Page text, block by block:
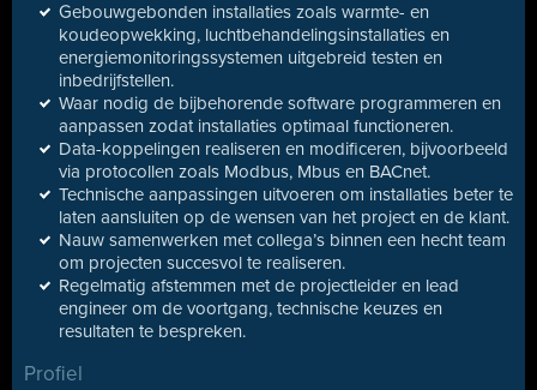
Gebouwgebonden installaties zoals warmte- en
koudeopwekking, luchtbehandelingsinstallaties en
energiemonitoringssystemen uitgebreid testen en
inbedrijfstellen.
Waar nodig de bijbehorende software programmeren en
aanpassen zodat installaties optimaal functioneren.
Data-koppelingen realiseren en modificeren, bijvoorbeeld
via protocollen zoals Modbus, Mbus en BACnet.
Technische aanpassingen uitvoeren om installaties beter te
laten aansluiten op de wensen van het project en de klant.
Nauw samenwerken met collega’s binnen een hecht team
om projecten succesvol te realiseren.
Regelmatig afstemmen met de projectleider en lead
engineer om de voortgang, technische keuzes en
resultaten te bespreken.
Profiel